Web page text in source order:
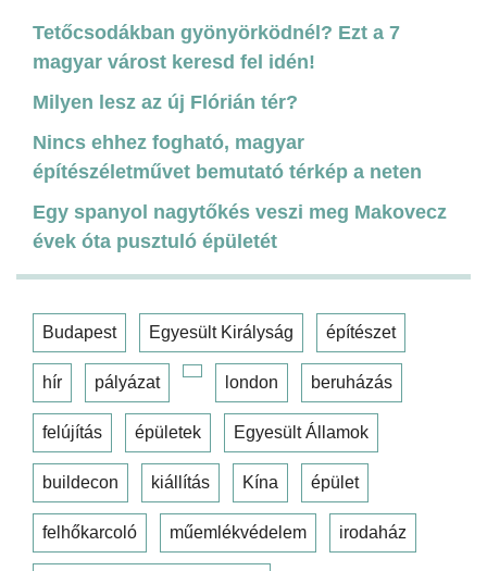
Tetőcsodákban gyönyörködnél? Ezt a 7
magyar várost keresd fel idén!
Milyen lesz az új Flórián tér?
Nincs ehhez fogható, magyar
építészéletművet bemutató térkép a neten
Egy spanyol nagytőkés veszi meg Makovecz
évek óta pusztuló épületét
Budapest Egyesült Királyság építészet
hír pályázat london beruházás
felújítás épületek Egyesült Államok
buildecon kiállítás Kína épület
felhőkarcoló műemlékvédelem irodaház